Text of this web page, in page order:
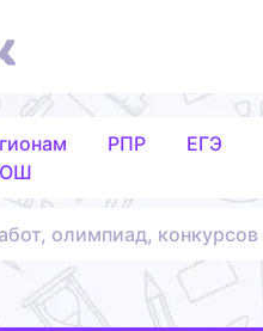
РПР ЕГЭ
олимпиад, конкурсов